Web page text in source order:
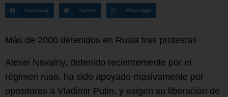
Facebook Twitter WhatsApp
Más de 2000 detenidos en Rusia tras protestas
Alexei Navalny, detenido recientemente por el
régimen ruso, ha sido apoyado masivamente por
opositores a Vladimir Putin, y exigen su liberación de